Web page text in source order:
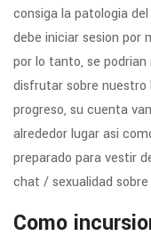
consiga la patologi­a
debe iniciar sesion por
por lo tanto, se
disfrutar sobre nuestro
progreso, su cuenta
alrededor lugar asi­
preparado para vestir
chat / sexualidad sobre
Como